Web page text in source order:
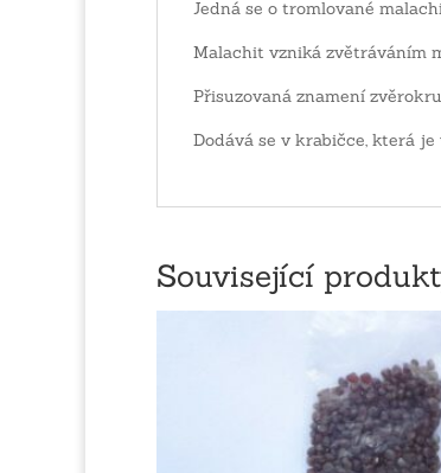
Jedná se o tromlované
Malachit vzniká zvětráváním
Přisuzovaná znamení
Dodává se v krabičce, která je
Související